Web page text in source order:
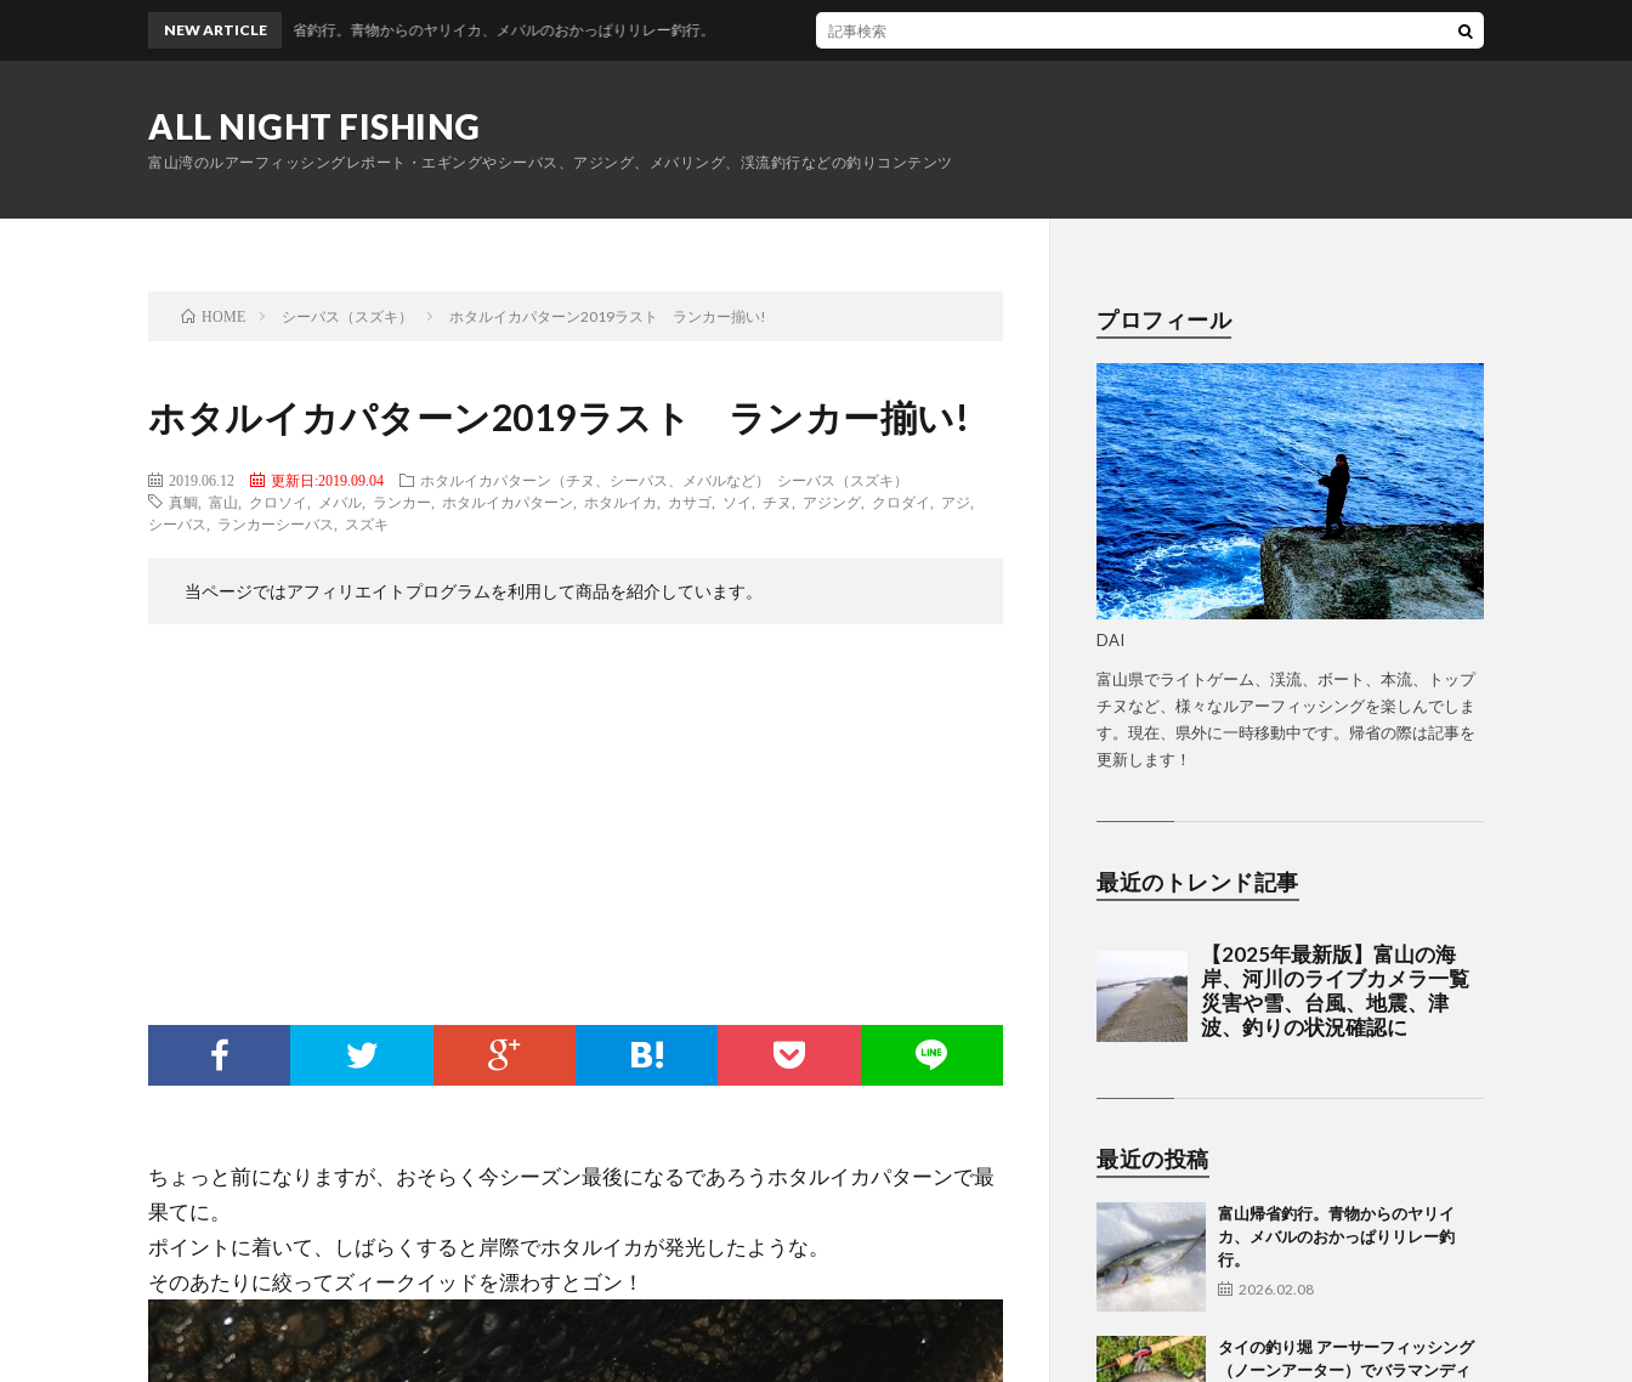
ALL NIGHT FISHING
富山湾のルアーフィッシングレポート・エギングやシーバス、アジング、メバリング、渓流釣行などの釣りコンテンツ
NEW ARTICLE
富山帰省釣行。青物からのヤリイカ、メバルのおかっぱりリレー釣行。
HOME シーバス（スズキ） ホタルイカパターン2019ラスト ランカー揃い!
ホタルイカパターン2019ラスト ランカー揃い!
2019.06.12 更新日:2019.09.04 ホタルイカパターン（チヌ、シーバス、メバルなど）
シーバス（スズキ）
真鯛
富山 クロソイ メバル ランカー ホタルイカパターン ホタルイカ カサゴ ソイ チヌ アジング クロダイ アジ
シーバス
ランカーシーバス スズキ
当ページではアフィリエイトプログラムを利用して商品を紹介しています。
ちょっと前になりますが、おそらく今シーズン最後になるであろうホタルイカパターンで最
果てに。
ポイントに着いて、しばらくすると岸際でホタルイカが発光したような。
そのあたりに絞ってズィークイッドを漂わすとゴン！
プロフィール
DAI
富山県でライトゲーム、渓流、ボート、本流、トップ
チヌなど、様々なルアーフィッシングを楽しんでしま
す。現在、県外に一時移動中です。帰省の際は記事を
更新します！
最近のトレンド記事
最近の投稿
富山帰省釣行。青物からのヤリイ
カ、メバルのおかっぱりリレー釣
行。
2026.02.08
タイの釣り堀 アーサーフィッシング
（ノーンアーター）でバラマンディ